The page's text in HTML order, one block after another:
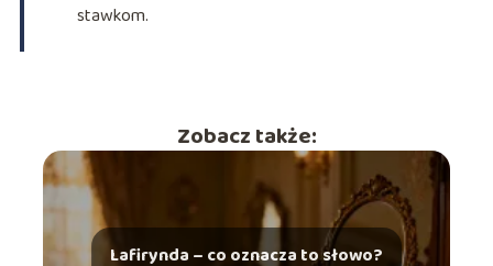
stawkom.
Zobacz także:
Lafirynda – co oznacza to słowo?